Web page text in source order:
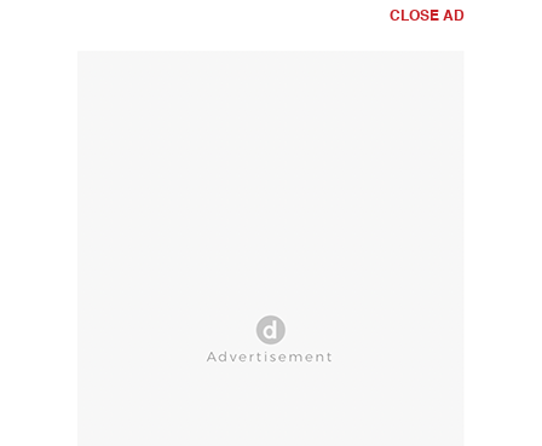
CLOSE AD